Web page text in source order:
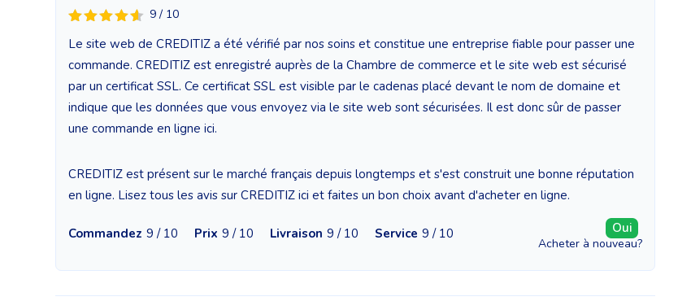
9 / 10
Le site web de CREDITIZ a été vérifié par nos soins et constitue une entreprise fiable pour passer une
commande. CREDITIZ est enregistré auprès de la Chambre de commerce et le site web est sécurisé
par un certificat SSL. Ce certificat SSL est visible par le cadenas placé devant le nom de domaine et
indique que les données que vous envoyez via le site web sont sécurisées. Il est donc sûr de passer
une commande en ligne ici.
CREDITIZ est présent sur le marché français depuis longtemps et s'est construit une bonne réputation
en ligne. Lisez tous les avis sur CREDITIZ ici et faites un bon choix avant d'acheter en ligne.
Commandez 9 / 10 Prix 9 / 10 Livraison 9 / 10 Service 9 / 10 Oui
Acheter à nouveau?